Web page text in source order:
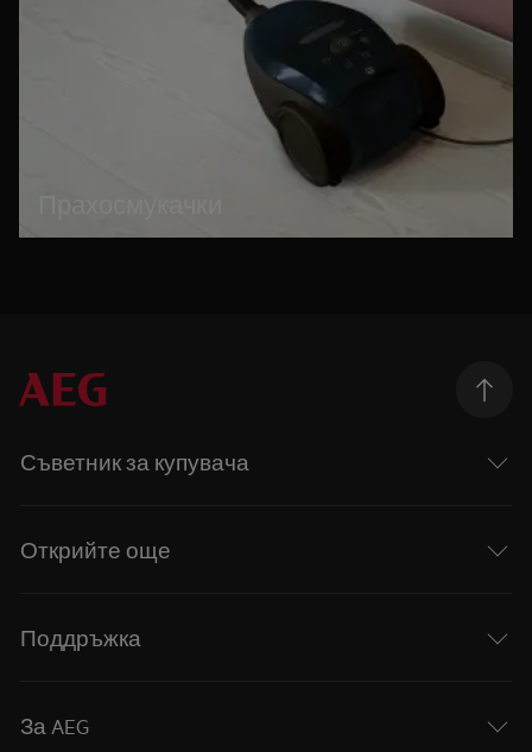
Съветник за купувача
Открийте още
Поддръжка
За AEG